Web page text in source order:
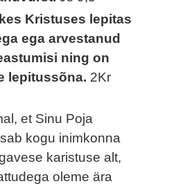
Kristuses lepitas
ega arvestanud
ning on
lepitussõna. 2Kr
et Sinu Poja
kogu inimkonna
karistuse alt,
oleme ära